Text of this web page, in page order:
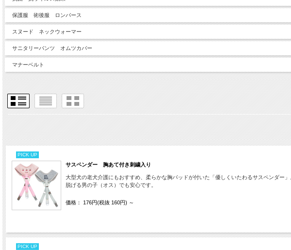
保護服 術後服 ロンパース
スヌード ネックウォーマー
サニタリーパンツ オムツカバー
マナーベルト
PICK UP
サスペンダー 胸あて付き刺繍入り
大型犬の老犬介護にもおすすめ、柔らかな胸パッドが付いた「優しくいたわるサスペンダー
脱げる男の子（オス）でも安心です。
価格： 176円(税抜 160円) ～
PICK UP